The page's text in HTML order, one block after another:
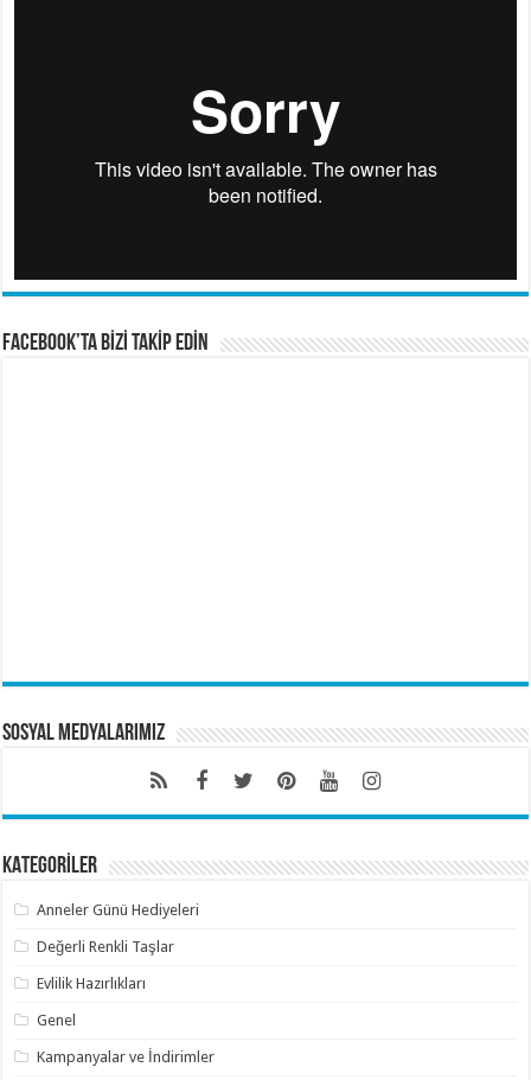
FACEBOOK’TA BİZİ TAKİP EDİN
Sosyal Medyalarımız
KATEGORİLER
Anneler Günü Hediyeleri
Değerli Renkli Taşlar
Evlilik Hazırlıkları
Genel
Kampanyalar ve İndirimler